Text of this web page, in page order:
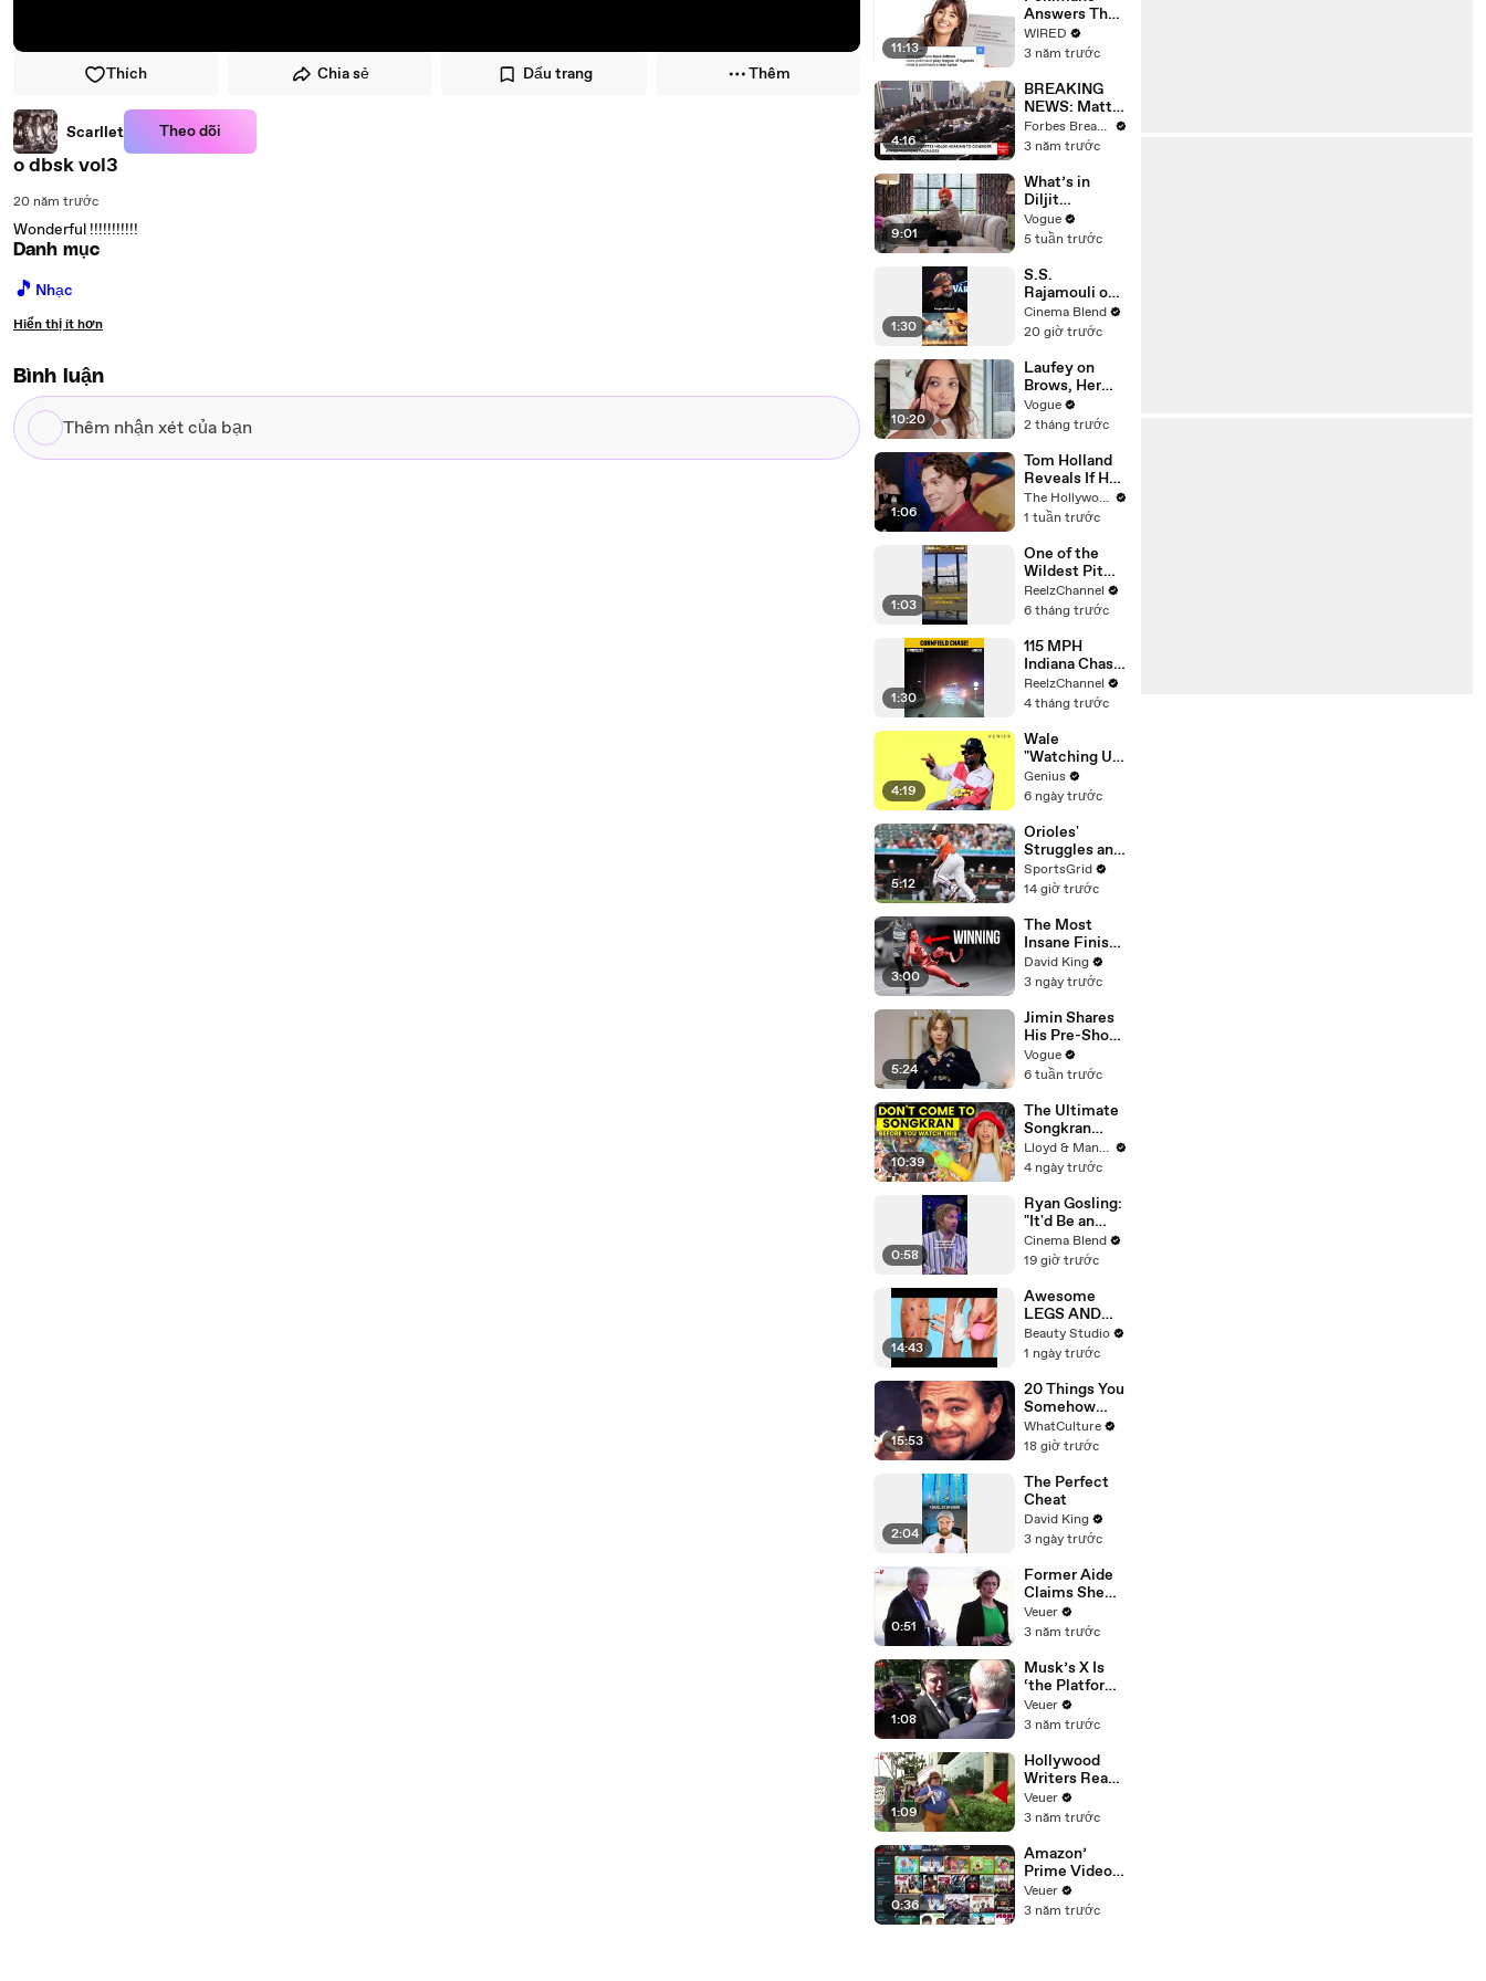
Thích Chia sẻ Dấu trang Thêm
Scarllet Theo dõi
o dbsk vol3
20 năm trước
Wonderful !!!!!!!!!!!
Danh mục
🎵 Nhạc
Hiển thị ít hơn
Bình luận
Thêm
nhận
11:13
Answers The
Web's Most
Searched
WIRED
3 năm trước
4:16
BREAKING
NEWS: Matt
Gaetz Tells
House
'I'm Not Going
To Vote For A
Continuing
Resolution'
Forbes Breaking News
3 năm trước
9:01
What’s in
Diljit
Dosanjh’s
Bag? Fan-
Jewelry, a Flip
Phone, and a
Milk Frother
Vogue
5 tuần trước
1:30
S.S.
Rajamouli on
the Universal
Language of
Film
Cinema Blend
20 giờ trước
10:20
Laufey on
Brows, Her
Lucky
Number, and
Vogue
2 tháng trước
1:06
Tom Holland
Reveals If He
Would Return
for Another
Film | THR
Video
The Hollywood Reporter
1 tuần trước
1:03
One of the
Wildest Pit
Maneuvers
You’ll Ever
ReelzChannel
6 tháng trước
1:30
115 MPH
Indiana Chase
Ends in
Cornfield
Takes Off
ReelzChannel
4 tháng trước
4:19
Wale
"Watching Us"
Lyrics &
Meaning |
Verified
Genius
6 ngày trước
5:12
Orioles'
Struggles and
Fan
Disappointme
SportsGrid
14 giờ trước
3:00
The Most
Insane Finish
In Paralympic
History
David King
3 ngày trước
5:24
Jimin Shares
His Pre-Show
Superstitions,
Favorite
Meal, and
More Before
the Dior Show
Vogue
6 tuần trước
10:39
The Ultimate
Songkran
Guide: How to
Survive
Water
Festival
Lloyd & Mandy
4 ngày trước
0:58
Ryan Gosling:
"It'd Be an
Awful Big
Waste of
Aliens Didn't
Exist
Cinema Blend
19 giờ trước
14:43
Awesome
LEGS AND
FEET HACKS
You Need to
Beauty Studio
1 ngày trước
15:53
20 Things You
Somehow
Missed In
Django
WhatCulture
18 giờ trước
2:04
The Perfect
Cheat
David King
3 ngày trước
0:51
Former Aide
Claims She
Was Asked to
Make a ‘Hit
Trump
Veuer
3 năm trước
1:08
Musk’s X Is
‘the Platform
With the
Largest Ratio
Misinformatio
n or
Disinformatio
n’ Amongst
All Social
Media
Platforms
Veuer
3 năm trước
1:09
Hollywood
Writers Reach
‘Tentative
Agreement’
After 146 Day
Strike
Veuer
3 năm trước
0:36
Amazon’
Prime Video
Will Show
Commercials
Veuer
3 năm trước